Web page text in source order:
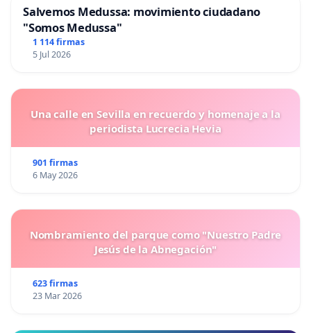
Salvemos Medussa: movimiento ciudadano
"Somos Medussa"
1 114 firmas
5 Jul 2026
Una calle en Sevilla en recuerdo y homenaje a la
periodista Lucrecia Hevia
901 firmas
6 May 2026
Nombramiento del parque como "Nuestro Padre
Jesús de la Abnegación"
623 firmas
23 Mar 2026